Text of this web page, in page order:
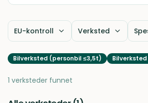
EU-kontroll Verksted
Bilverksted (personbil ≤3,5t)
1 verksteder funnet